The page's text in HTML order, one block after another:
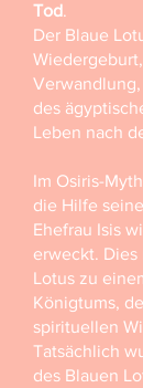
Tod.
Der Blaue
des
Leben nach
Im Osiris-
die Hilfe
Ehefrau Isis
erweckt. Dies
Lotus zu
Königtums,
spirituellen
Tatsächlich
des Blauen